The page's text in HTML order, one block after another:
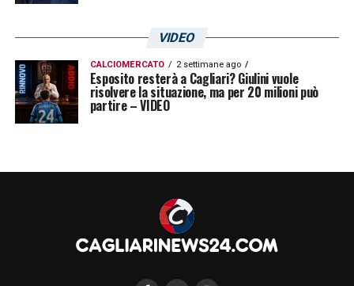
VIDEO
CALCIOMERCATO 2 settimane ago
Esposito resterà a Cagliari? Giulini vuole
risolvere la situazione, ma per 20 milioni può
partire – VIDEO